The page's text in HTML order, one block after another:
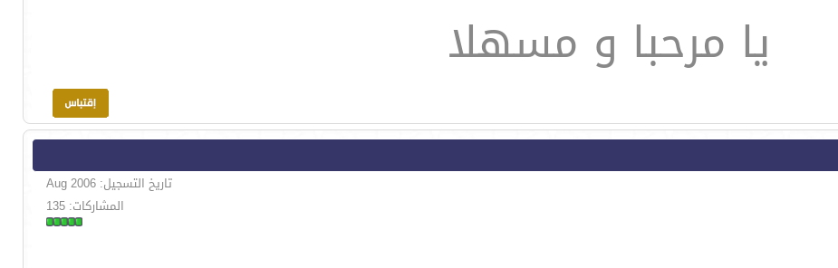
يا مرحبا و مسهلا
تاريخ التسجيل: Aug 2006
المشاركات: 135